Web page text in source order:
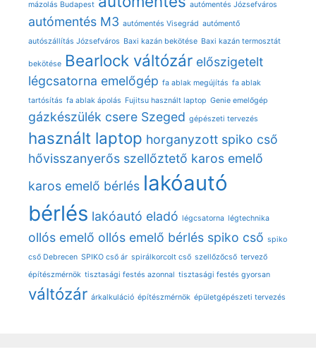
mázolás Budapest autómentés Józsefváros
autómentés M3 autómentés Visegrád autómentő
autószállítás Józsefváros Baxi kazán bekötése Baxi kazán termosztát
bekötése Bearlock váltózár előszigetelt
légcsatorna emelőgép fa ablak megújítás fa ablak
tartósítás fa ablak ápolás Fujitsu használt laptop Genie emelőgép
gázkészülék csere Szeged gépészeti tervezés
használt laptop horganyzott spiko cső
hővisszanyerős szellőztető karos emelő
karos emelő bérlés lakóautó
bérlés lakóautó eladó légcsatorna légtechnika
ollós emelő ollós emelő bérlés spiko cső spiko
cső Debrecen SPIKO cső ár spirálkorcolt cső szellőzőcső tervező
építészmérnök tisztasági festés azonnal tisztasági festés gyorsan
váltózár árkalkuláció építészmérnök épületgépészeti tervezés